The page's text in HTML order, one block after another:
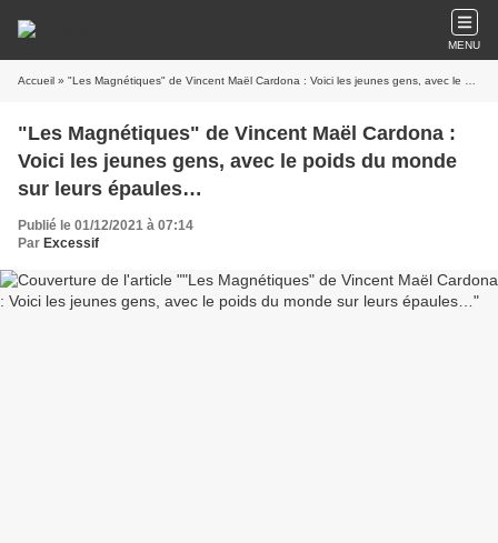
MENU
Accueil » "Les Magnétiques" de Vincent Maël Cardona : Voici les jeunes gens, avec le poids du monde sur leurs épaules…
"Les Magnétiques" de Vincent Maël Cardona :
Voici les jeunes gens, avec le poids du monde
sur leurs épaules…
Publié le 01/12/2021 à 07:14
Par Excessif